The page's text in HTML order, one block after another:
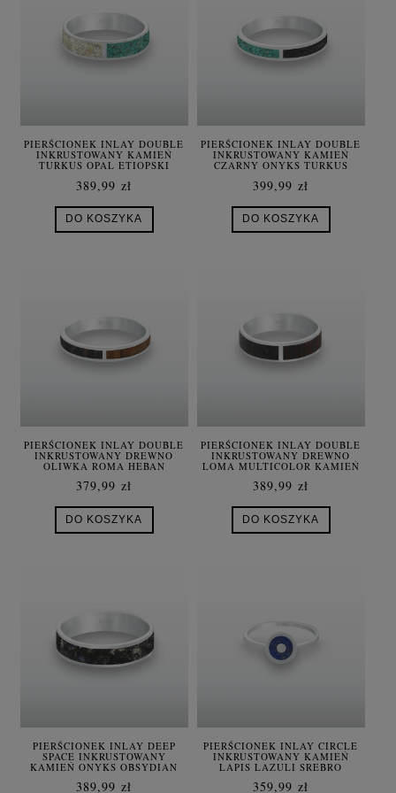
PIERŚCIONEK INLAY DOUBLE
INKRUSTOWANY KAMIEŃ
TURKUS OPAL ETIOPSKI
389,99 zł
DO KOSZYKA
PIERŚCIONEK INLAY DOUBLE
INKRUSTOWANY KAMIEŃ
CZARNY ONYKS TURKUS
399,99 zł
DO KOSZYKA
PIERŚCIONEK INLAY DOUBLE
INKRUSTOWANY DREWNO
OLIWKA ROMA HEBAN
379,99 zł
DO KOSZYKA
PIERŚCIONEK INLAY DOUBLE
INKRUSTOWANY DREWNO
LOMA MULTICOLOR KAMIEŃ
389,99 zł
DO KOSZYKA
PIERŚCIONEK INLAY DEEP
SPACE INKRUSTOWANY
KAMIEŃ ONYKS OBSYDIAN
389,99 zł
PIERŚCIONEK INLAY CIRCLE
INKRUSTOWANY KAMIEŃ
LAPIS LAZULI SREBRO
359,99 zł